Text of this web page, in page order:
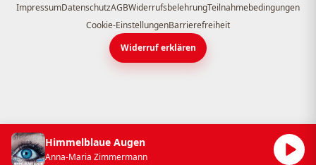
ImpressumDatenschutzAGBWiderrufsbelehrungTeilnahmebedingungen
Cookie-EinstellungenBarrierefreiheit
Widerruf erklären
Himmelblaue Augen
Anna-Maria Zimmermann